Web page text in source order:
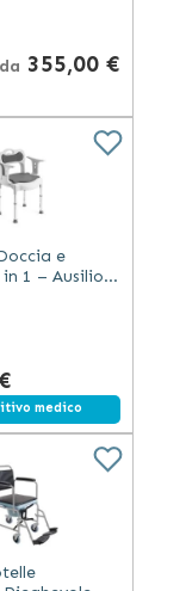
355,00 €
e
1 – Ausilio
medico